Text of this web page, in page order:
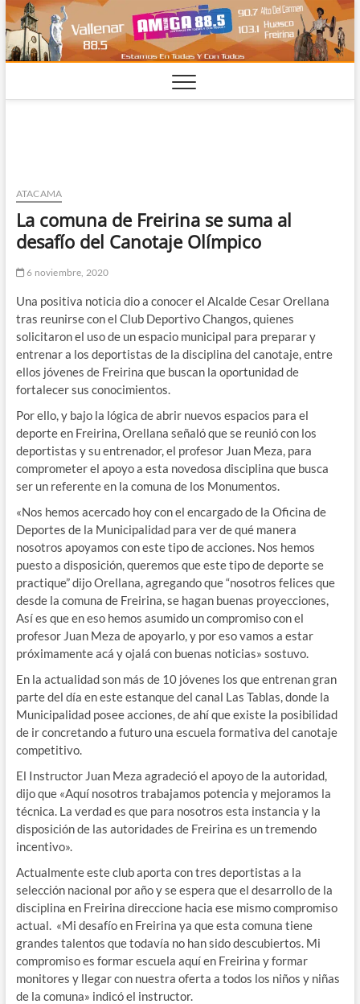
Saltar
al
contenido
ATACAMA
La comuna de Freirina se suma al
desafío del Canotaje Olímpico
6 noviembre, 2020
Una positiva noticia dio a conocer el Alcalde Cesar Orellana
tras reunirse con el Club Deportivo Changos, quienes
solicitaron el uso de un espacio municipal para preparar y
entrenar a los deportistas de la disciplina del canotaje, entre
ellos jóvenes de Freirina que buscan la oportunidad de
fortalecer sus conocimientos.
Por ello, y bajo la lógica de abrir nuevos espacios para el
deporte en Freirina, Orellana señaló que se reunió con los
deportistas y su entrenador, el profesor Juan Meza, para
comprometer el apoyo a esta novedosa disciplina que busca
ser un referente en la comuna de los Monumentos.
«Nos hemos acercado hoy con el encargado de la Oficina de
Deportes de la Municipalidad para ver de qué manera
nosotros apoyamos con este tipo de acciones. Nos hemos
puesto a disposición, queremos que este tipo de deporte se
practique” dijo Orellana, agregando que “nosotros felices que
desde la comuna de Freirina, se hagan buenas proyecciones,
Así es que en eso hemos asumido un compromiso con el
profesor Juan Meza de apoyarlo, y por eso vamos a estar
próximamente acá y ojalá con buenas noticias» sostuvo.
En la actualidad son más de 10 jóvenes los que entrenan gran
parte del día en este estanque del canal Las Tablas, donde la
Municipalidad posee acciones, de ahí que existe la posibilidad
de ir concretando a futuro una escuela formativa del canotaje
competitivo.
El Instructor Juan Meza agradeció el apoyo de la autoridad,
dijo que «Aquí nosotros trabajamos potencia y mejoramos la
técnica. La verdad es que para nosotros esta instancia y la
disposición de las autoridades de Freirina es un tremendo
incentivo».
Actualmente este club aporta con tres deportistas a la
selección nacional por año y se espera que el desarrollo de la
disciplina en Freirina direccione hacia ese mismo compromiso
actual. «Mi desafío en Freirina ya que esta comuna tiene
grandes talentos que todavía no han sido descubiertos. Mi
compromiso es formar escuela aquí en Freirina y formar
monitores y llegar con nuestra oferta a todos los niños y niñas
de la comuna» indicó el instructor.